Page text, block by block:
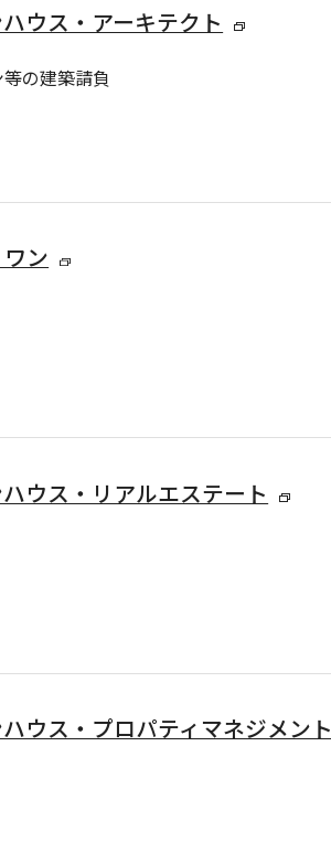
ウス・アーキテクト
の建築請負
ン
ウス・リアルエステート
ウス・プロパティマネジメント